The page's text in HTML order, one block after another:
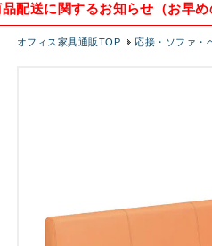
配送に関するお知らせ（お早
オフィス家具通販TOP 応接・ソファ・